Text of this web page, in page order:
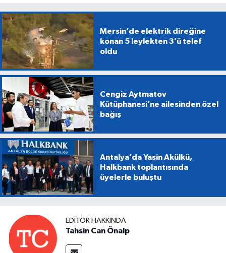
Mersin’de elektrik direğine
konan 5 leylekten 3’ü telef
oldu
Cengiz Aytmatov
Kütüphanesi’ne ailesinden özel
bağış
Antalya’da Yasin Akülkü,
Halkbank toplantısında
üyelerle buluştu
EDITÖR HAKKINDA
Tahsin Can Önalp